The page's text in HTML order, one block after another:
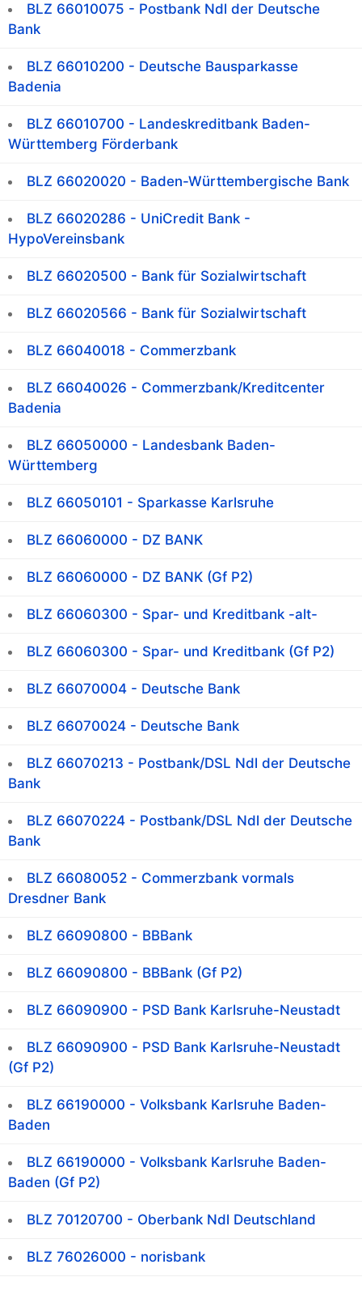
BLZ 66010075 - Postbank Ndl der Deutsche
Bank
BLZ 66010200 - Deutsche Bausparkasse
Badenia
BLZ 66010700 - Landeskreditbank Baden-
Württemberg Förderbank
BLZ 66020020 - Baden-Württembergische Bank
BLZ 66020286 - UniCredit Bank -
HypoVereinsbank
BLZ 66020500 - Bank für Sozialwirtschaft
BLZ 66020566 - Bank für Sozialwirtschaft
BLZ 66040018 - Commerzbank
BLZ 66040026 - Commerzbank/Kreditcenter
Badenia
BLZ 66050000 - Landesbank Baden-
Württemberg
BLZ 66050101 - Sparkasse Karlsruhe
BLZ 66060000 - DZ BANK
BLZ 66060000 - DZ BANK (Gf P2)
BLZ 66060300 - Spar- und Kreditbank -alt-
BLZ 66060300 - Spar- und Kreditbank (Gf P2)
BLZ 66070004 - Deutsche Bank
BLZ 66070024 - Deutsche Bank
BLZ 66070213 - Postbank/DSL Ndl der Deutsche
Bank
BLZ 66070224 - Postbank/DSL Ndl der Deutsche
Bank
BLZ 66080052 - Commerzbank vormals
Dresdner Bank
BLZ 66090800 - BBBank
BLZ 66090800 - BBBank (Gf P2)
BLZ 66090900 - PSD Bank Karlsruhe-Neustadt
BLZ 66090900 - PSD Bank Karlsruhe-Neustadt
(Gf P2)
BLZ 66190000 - Volksbank Karlsruhe Baden-
Baden
BLZ 66190000 - Volksbank Karlsruhe Baden-
Baden (Gf P2)
BLZ 70120700 - Oberbank Ndl Deutschland
BLZ 76026000 - norisbank